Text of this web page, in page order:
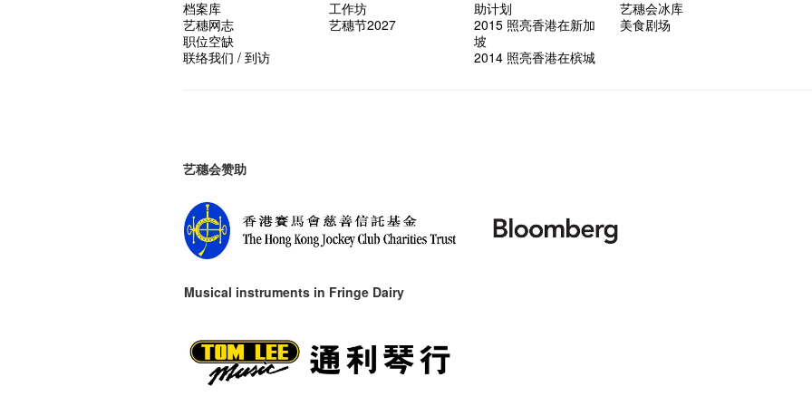
档案库
艺穗网志
职位空缺
联络我们 / 到访
工作坊
艺穗节2027
助计划
2015 照亮香港在新加
坡
2014 照亮香港在槟城
艺穗会冰库
美食剧场
艺穗会赞助
Musical instruments in Fringe Dairy